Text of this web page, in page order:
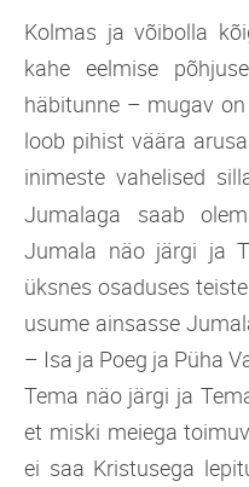
Kolmas ja võibolla
kahe eelmise
häbitunne – mugav
loob pihist väära
inimeste vahelised
Jumalaga saab
Jumala näo järgi ja
üksnes osaduses
usume ainsasse
– Isa ja Poeg ja Püha
Tema näo järgi ja
et miski meiega
ei saa Kristusega